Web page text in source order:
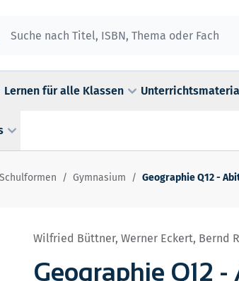
Lernen für alle Klassen
Schulformen / Gymnasium / Geographie Q12 -
Wilfried Büttner, Werner Eckert, Bernd
Geographie Q12